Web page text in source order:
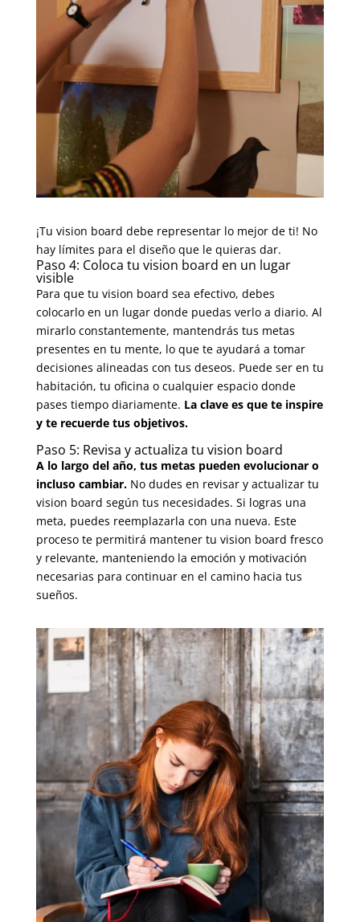
¡Tu vision board debe representar lo mejor de ti! No
hay límites para el diseño que le quieras dar.
Paso 4: Coloca tu vision board en un lugar
visible
Para que tu vision board sea efectivo, debes
colocarlo en un lugar donde puedas verlo a diario. Al
mirarlo constantemente, mantendrás tus metas
presentes en tu mente, lo que te ayudará a tomar
decisiones alineadas con tus deseos. Puede ser en tu
habitación, tu oficina o cualquier espacio donde
pases tiempo diariamente. La clave es que te inspire
y te recuerde tus objetivos.
Paso 5: Revisa y actualiza tu vision board
A lo largo del año, tus metas pueden evolucionar o
incluso cambiar.No dudes en revisar y actualizar tu
vision board según tus necesidades. Si logras una
meta, puedes reemplazarla con una nueva. Este
proceso te permitirá mantener tu vision board fresco
y relevante, manteniendo la emoción y motivación
necesarias para continuar en el camino hacia tus
sueños.